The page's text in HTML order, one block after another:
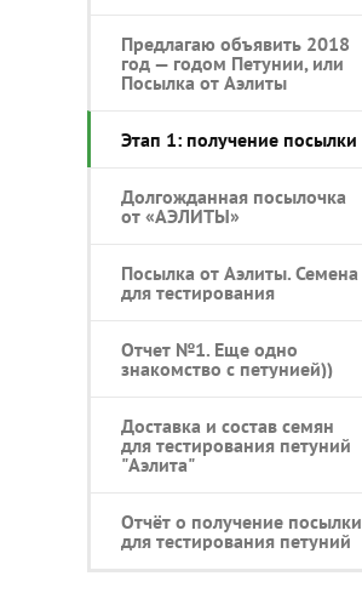
Предлагаю объявить 2018
год — годом Петунии, или
Посылка от Аэлиты
Этап 1: получение посылки
Долгожданная посылочка
от «АЭЛИТЫ»
Посылка от Аэлиты. Семена
для тестирования
Отчет №1. Еще одно
знакомство с петунией))
Доставка и состав семян
для тестирования петуний
"Аэлита"
Отчёт о получение посылки
для тестирования петуний